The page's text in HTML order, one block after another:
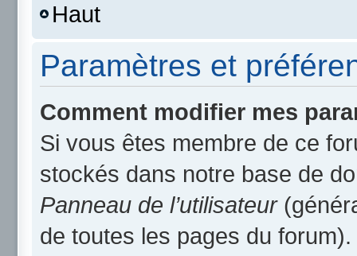
Haut
Paramètres et
Comment modifier mes
Si vous êtes membre de ce
stockés dans notre base de
Panneau de l’utilisateur
de toutes les pages du